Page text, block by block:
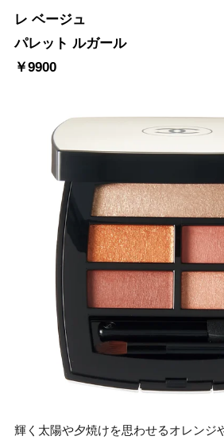
レ ベージュ
パレット ルガール
￥9900
輝く太陽や夕焼けを思わせるオレンジ